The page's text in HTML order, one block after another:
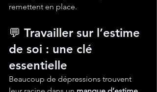
remettent en place.
💬 Travailler sur l’estime
de soi : une clé
essentielle
Beaucoup de dépressions trouvent